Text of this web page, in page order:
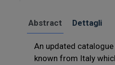
Abstract Dettagli
An updated
known from Italy